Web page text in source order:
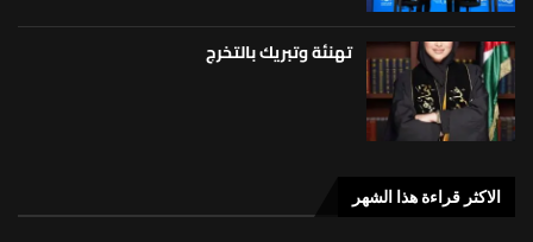
تهنئة وتبريك بالتخرج
الاكثر قراءة هذا الشهر